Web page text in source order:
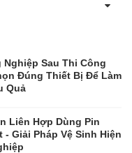
Nghiệp Sau Thi Công
Đúng Thiết Bị Để Làm
Quả
Liên Hợp Dùng Pin
Giải Pháp Vệ Sinh Hiện